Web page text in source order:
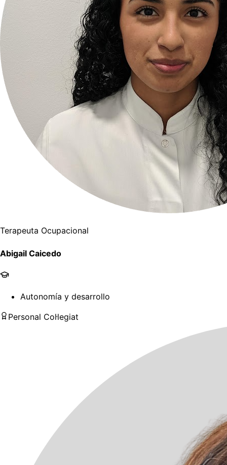
Terapeuta Ocupacional
Abigail Caicedo
Autonomía y desarrollo
Personal Col·legiat